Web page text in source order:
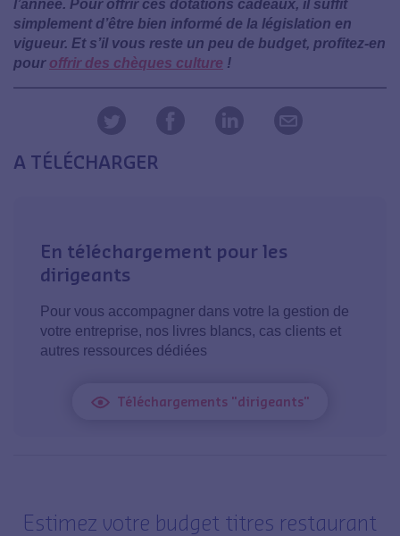
l’année. Pour offrir ces dotations cadeaux, il suffit
simplement d’être bien informé de la législation en
vigueur. Et s’il vous reste un peu de budget, profitez-en
pour offrir des chèques culture !
A TÉLÉCHARGER
En téléchargement pour les
dirigeants
Pour vous accompagner dans votre la gestion de
votre entreprise, nos livres blancs, cas clients et
autres ressources dédiées
Téléchargements "dirigeants"
Estimez votre budget titres restaurant